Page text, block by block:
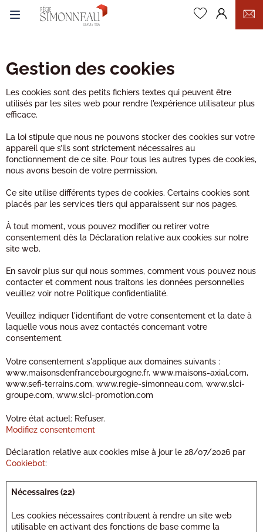
Gestion des cookies
Les cookies sont des petits fichiers textes qui peuvent être
utilisés par les sites web pour rendre l'expérience utilisateur plus
efficace.
La loi stipule que nous ne pouvons stocker des cookies sur votre
appareil que s’ils sont strictement nécessaires au
fonctionnement de ce site. Pour tous les autres types de cookies,
nous avons besoin de votre permission.
Ce site utilise différents types de cookies. Certains cookies sont
placés par les services tiers qui apparaissent sur nos pages.
À tout moment, vous pouvez modifier ou retirer votre
consentement dès la Déclaration relative aux cookies sur notre
site web.
En savoir plus sur qui nous sommes, comment vous pouvez nous
contacter et comment nous traitons les données personnelles
veuillez voir notre Politique confidentialité.
Veuillez indiquer l'identifiant de votre consentement et la date à
laquelle vous nous avez contactés concernant votre
consentement.
Votre consentement s'applique aux domaines suivants :
www.maisonsdenfrancebourgogne.fr, www.maisons-axial.com,
www.sefi-terrains.com, www.regie-simonneau.com, www.slci-
groupe.com, www.slci-promotion.com
Votre état ​​actuel: Refuser.
Modifiez consentement
Déclaration relative aux cookies mise à jour le 28/07/2026 par
Cookiebot:
Nécessaires (22)
Les cookies nécessaires contribuent à rendre un site web
utilisable en activant des fonctions de base comme la